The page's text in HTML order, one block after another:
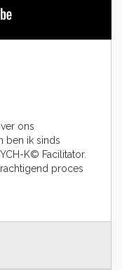
ons
ben ik sinds
K© Facilitator.
proces